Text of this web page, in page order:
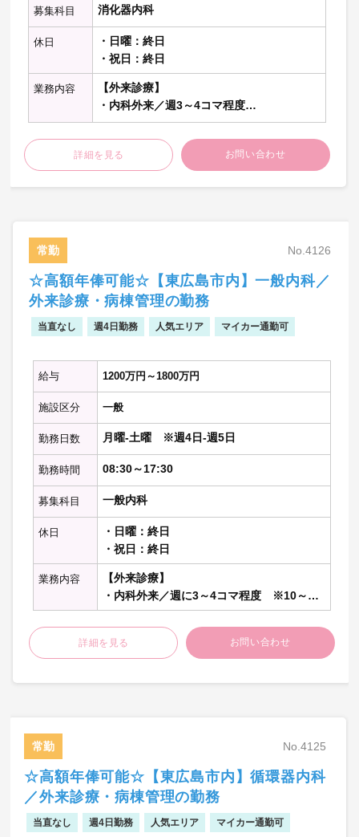
募集科目 消化器内科
休日
・日曜：終日
・祝日：終日
業務内容
【外来診療】
・内科外来／週3～4コマ程度
【病棟管理】
・主治医として25名前後を担当
・病棟管理
急変時対応
・救急対応
救急車・時間外外来の対応
・内視鏡メーカー：オリンパス
※記載の件数等は目安の数字です
詳細を見る お問い合わせ
常勤 No.4126
☆高額年俸可能☆【東広島市内】一般内科／
外来診療・病棟管理の勤務
当直なし 週4日勤務 人気エリア マイカー通勤可
給与 1200万円～1800万円
施設区分 一般
勤務日数 月曜-土曜 ※週4日-週5日
勤務時間 08:30～17:30
募集科目 一般内科
休日
・日曜：終日
・祝日：終日
業務内容
【外来診療】
・内科外来／週に3～4コマ程度 ※10～15
名程度／コマ
【病棟管理】
【当直】
・病棟管理
急変時対応
・救急対応
詳細を見る お問い合わせ
常勤 No.4125
☆高額年俸可能☆【東広島市内】循環器内科
／外来診療・病棟管理の勤務
当直なし 週4日勤務 人気エリア マイカー通勤可